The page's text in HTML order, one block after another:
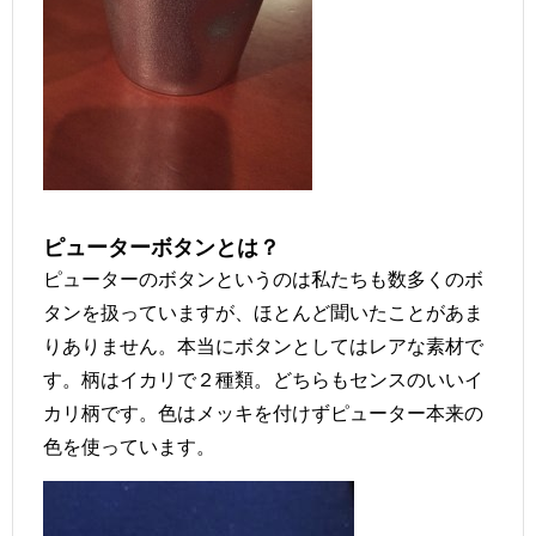
ピューターボタンとは？
ピューターのボタンというのは私たちも数多くのボ
タンを扱っていますが、ほとんど聞いたことがあま
りありません。本当にボタンとしてはレアな素材で
す。柄はイカリで２種類。どちらもセンスのいいイ
カリ柄です。色はメッキを付けずピューター本来の
色を使っています。